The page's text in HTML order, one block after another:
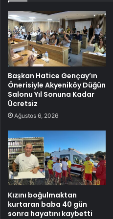
Başkan Hatice Gençay’ın
Önerisiyle Akyeniköy Düğün
Salonu Yıl Sonuna Kadar
Ücretsiz
Ağustos 6, 2026
Kızını boğulmaktan
kurtaran baba 40 gün
sonra hayatını kaybetti